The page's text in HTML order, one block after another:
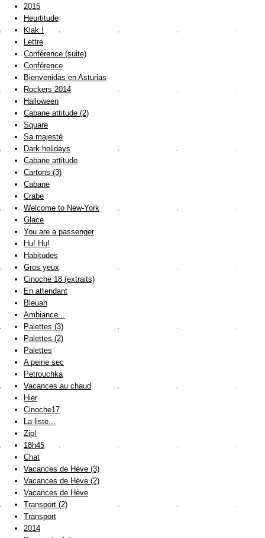
2015
Heurtitude
Klak !
Lettre
Conférence (suite)
Conférence
Bienvenidas en Asturias
Rockers 2014
Halloween
Cabane attitude (2)
Square
Sa majesté
Dark holidays
Cabane attitude
Cartons (3)
Cabane
Crabe
Welcome to New-York
Glace
You are a passenger
Hu! Hu!
Habitudes
Gros yeux
Cinoche 18 (extraits)
En attendant
Bleuah
Ambiance...
Palettes (3)
Palettes (2)
Palettes
A peine sec
Petrouchka
Vacances au chaud
Hier
Cinoche17
La liste...
Zip!
18h45
Chat
Vacances de Hève (3)
Vacances de Hève (2)
Vacances de Hève
Transport (2)
Transport
2014